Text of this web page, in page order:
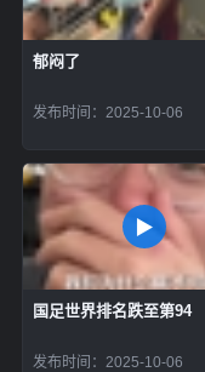
郁闷了
发布时间：2025-10-06
国足世界排名跌至第94
发布时间：2025-10-06